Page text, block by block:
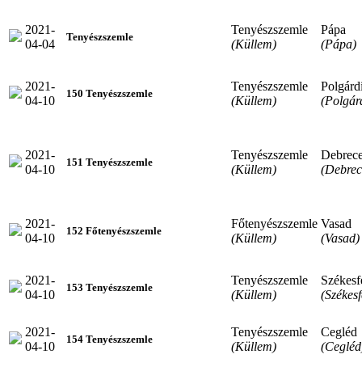
2021-
04-04
Tenyészszemle
Tenyészszemle
(Küllem)
Pápa
(Pápa)
2021-
04-10
150 Tenyészszemle
Tenyészszemle
(Küllem)
2021-
04-10
151 Tenyészszemle
Tenyészszemle
(Küllem)
2021-
04-10
152 Főtenyészszemle
Főtenyészszemle
(Küllem)
Vasad
(Vasad)
2021-
04-10
153 Tenyészszemle
Tenyészszemle
(Küllem)
2021-
04-10
154 Tenyészszemle
Tenyészszemle
(Küllem)
Cegléd